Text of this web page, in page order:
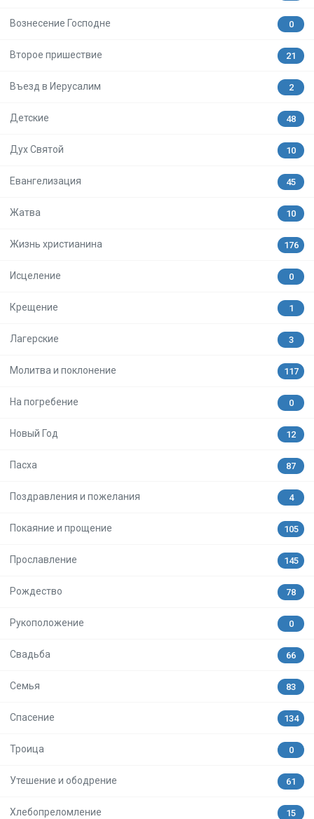
Вознесение Господне 0
Второе пришествие 21
Въезд в Иерусалим 2
Детские 48
Дух Святой 10
Евангелизация 45
Жатва 10
Жизнь христианина 176
Исцеление 0
Крещение 1
Лагерские 3
Молитва и поклонение 117
На погребение 0
Новый Год 12
Пасха 87
Поздравления и пожелания 4
Покаяние и прощение 105
Прославление 145
Рождество 78
Рукоположение 0
Свадьба 66
Семья 83
Спасение 134
Троица 0
Утешение и ободрение 61
Хлебопреломление 15